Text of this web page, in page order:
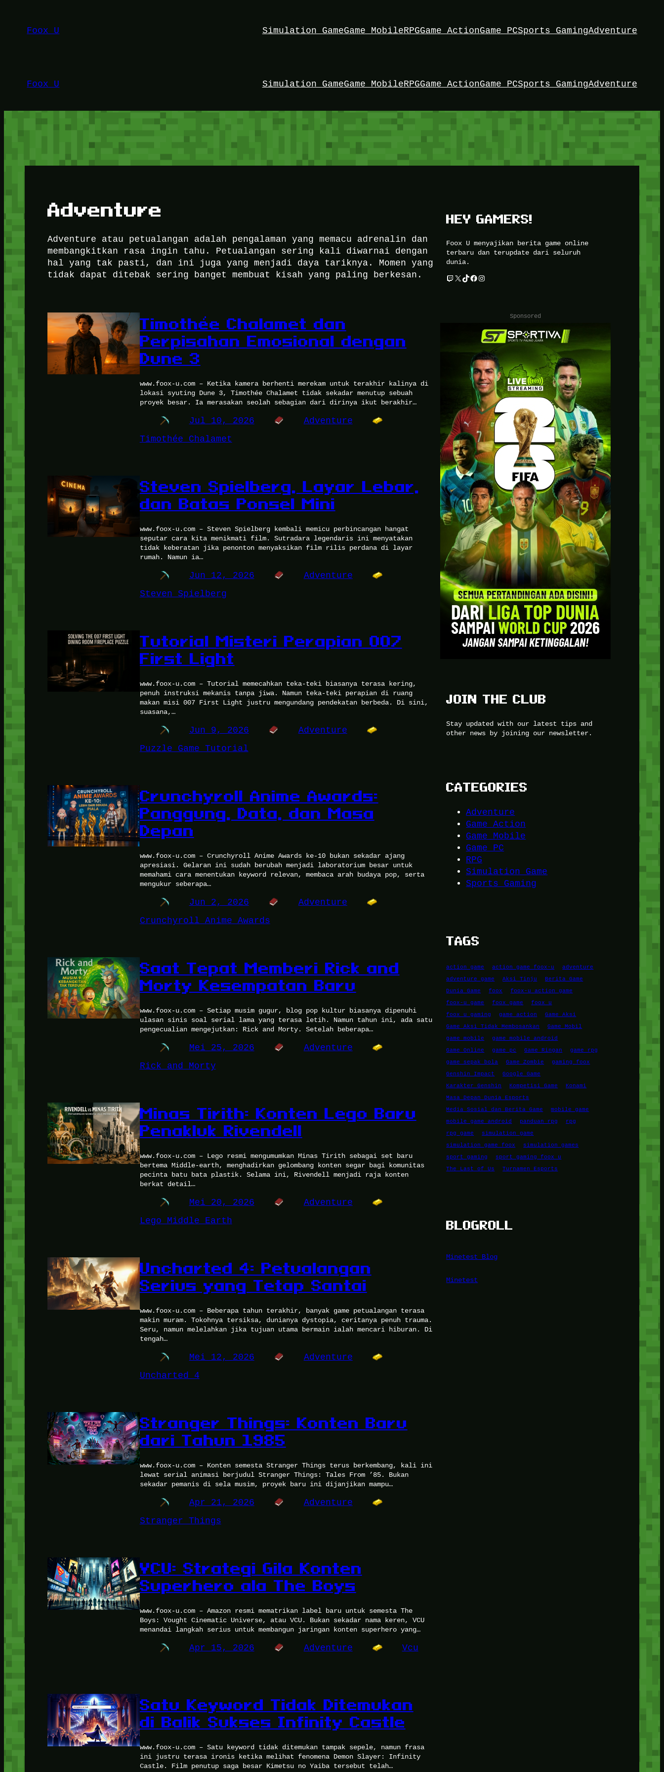
kontenFoox U Simulation GameGame MobileRPGGame ActionGame PCSports GamingAdventure
Foox U Simulation GameGame MobileRPGGame ActionGame PCSports GamingAdventure
Adventure
Adventure atau petualangan adalah pengalaman yang memacu adrenalin dan
membangkitkan rasa ingin tahu. Petualangan sering kali diwarnai dengan
hal yang tak pasti, dan ini juga yang menjadi daya tariknya. Momen yang
tidak dapat ditebak sering banget membuat kisah yang paling berkesan.
Timothée Chalamet dan
Perpisahan Emosional dengan
Dune 3
www.foox-u.com – Ketika kamera berhenti merekam untuk terakhir kalinya di
lokasi syuting Dune 3, Timothée Chalamet tidak sekadar menutup sebuah
proyek besar. Ia merasakan seolah sebagian dari dirinya ikut berakhir…
Jul 10, 2026
Adventure
Timothée Chalamet
Steven Spielberg, Layar Lebar,
dan Batas Ponsel Mini
www.foox-u.com – Steven Spielberg kembali memicu perbincangan hangat
seputar cara kita menikmati film. Sutradara legendaris ini menyatakan
tidak keberatan jika penonton menyaksikan film rilis perdana di layar
rumah. Namun ia…
Jun 12, 2026
Adventure
Steven Spielberg
Tutorial Misteri Perapian 007
First Light
www.foox-u.com – Tutorial memecahkan teka-teki biasanya terasa kering,
penuh instruksi mekanis tanpa jiwa. Namun teka-teki perapian di ruang
makan misi 007 First Light justru mengundang pendekatan berbeda. Di sini,
suasana,…
Jun 9, 2026
Adventure
Puzzle Game Tutorial
Crunchyroll Anime Awards:
Panggung, Data, dan Masa
Depan
www.foox-u.com – Crunchyroll Anime Awards ke-10 bukan sekadar ajang
apresiasi. Gelaran ini sudah berubah menjadi laboratorium besar untuk
memahami cara menentukan keyword relevan, membaca arah budaya pop, serta
mengukur seberapa…
Jun 2, 2026
Adventure
Crunchyroll Anime Awards
Saat Tepat Memberi Rick and
Morty Kesempatan Baru
www.foox-u.com – Setiap musim gugur, blog pop kultur biasanya dipenuhi
ulasan sinis soal serial lama yang terasa letih. Namun tahun ini, ada satu
pengecualian mengejutkan: Rick and Morty. Setelah beberapa…
Mei 25, 2026
Adventure
Rick and Morty
Minas Tirith: Konten Lego Baru
Penakluk Rivendell
www.foox-u.com – Lego resmi mengumumkan Minas Tirith sebagai set baru
bertema Middle-earth, menghadirkan gelombang konten segar bagi komunitas
pecinta batu bata plastik. Selama ini, Rivendell menjadi raja konten
berkat detail…
Mei 20, 2026
Adventure
Lego Middle Earth
Uncharted 4: Petualangan
Serius yang Tetap Santai
www.foox-u.com – Beberapa tahun terakhir, banyak game petualangan terasa
makin muram. Tokohnya tersiksa, dunianya dystopia, ceritanya penuh trauma.
Seru, namun melelahkan jika tujuan utama bermain ialah mencari hiburan. Di
tengah…
Mei 12, 2026
Adventure
Uncharted 4
Stranger Things: Konten Baru
dari Tahun 1985
www.foox-u.com – Konten semesta Stranger Things terus berkembang, kali ini
lewat serial animasi berjudul Stranger Things: Tales From ’85. Bukan
sekadar pemanis di sela musim, proyek baru ini dijanjikan mampu…
Apr 21, 2026
Adventure
Stranger Things
VCU: Strategi Gila Konten
Superhero ala The Boys
www.foox-u.com – Amazon resmi mematrikan label baru untuk semesta The
Boys: Vought Cinematic Universe, atau VCU. Bukan sekadar nama keren, VCU
menandai langkah serius untuk membangun jaringan konten superhero yang…
Apr 15, 2026 Adventure Vcu
Satu Keyword Tidak Ditemukan
di Balik Sukses Infinity Castle
www.foox-u.com – Satu keyword tidak ditemukan tampak sepele, namun frasa
ini justru terasa ironis ketika melihat fenomena Demon Slayer: Infinity
Castle. Film penutup saga besar Kimetsu no Yaiba tersebut telah…
HEY GAMERS!
Foox U menyajikan berita game online
terbaru dan terupdate dari seluruh
dunia.
Twitch X TikTok Facebook Instagram
Sponsored
JOIN THE CLUB
Stay updated with our latest tips and
other news by joining our newsletter.
CATEGORIES
Adventure
Game Action
Game Mobile
Game PC
RPG
Simulation Game
Sports Gaming
TAGS
action game action game foox-u
adventure
adventure game
Aksi Tinju
Berita Game
Dunia Game
foox
foox-u action game
foox-u game
foox game
foox u
foox u gaming
game action
Game Aksi
Game Aksi Tidak Membosankan
Game Mobil
game mobile
game mobile android
Game Online
game pc Game Ringan
game rpg
game sepak bola
Game Zombie
gaming foox
Genshin Impact
Google Game
Karakter Genshin
Kompetisi Game
Konami
Masa Depan Dunia Esports
Media Sosial dan Berita Game
mobile game
mobile game android
panduan rpg
rpg
rpg game
simulation game
simulation game foox
simulation games
sport gaming
sport gaming foox u
The Last of Us
Turnamen Esports
BLOGROLL
Minetest Blog
Minetest